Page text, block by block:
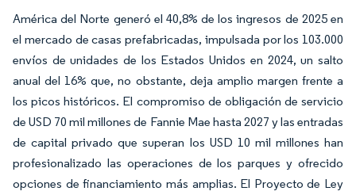
América del Norte generó el 40,8% de los ingresos de 2025 en
el mercado de casas prefabricadas, impulsada por los 103.000
envíos de unidades de los Estados Unidos en 2024, un salto
anual del 16% que, no obstante, deja amplio margen frente a
los picos históricos. El compromiso de obligación de servicio
de USD 70 mil millones de Fannie Mae hasta 2027 y las entradas
de capital privado que superan los USD 10 mil millones han
profesionalizado las operaciones de los parques y ofrecido
opciones de financiamiento más amplias. El Proyecto de Ley